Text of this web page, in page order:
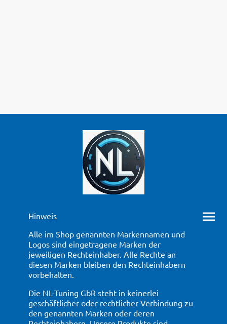
Hinweis
Alle im Shop genannten Markennamen und
Logos sind eingetragene Marken der
jeweiligen Rechteinhaber. Alle Rechte an
diesen Marken bleiben den Rechteinhabern
vorbehalten.
Die NL-Tuning GbR steht in keinerlei
geschäftlicher oder rechtlicher Verbindung zu
den genannten Marken oder deren